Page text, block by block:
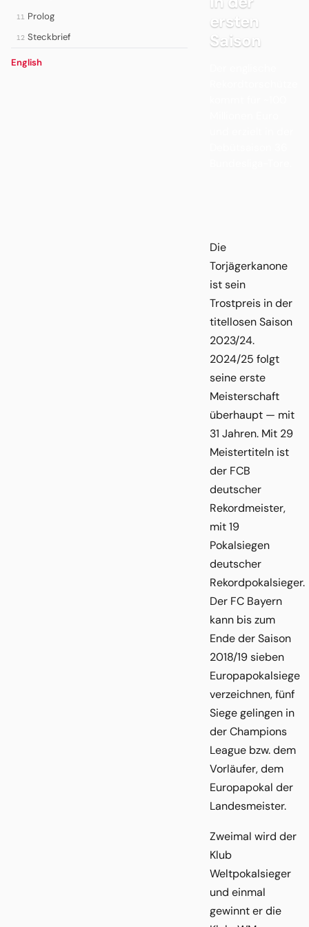
11 Prolog
12 Steckbrief
English
ersten
Saison
Die
Torjägerkanone
ist sein
Trostpreis in der
titellosen Saison
2023/24.
2024/25 folgt
seine erste
Meisterschaft
überhaupt — mit
31 Jahren. Mit 29
Meistertiteln ist
der FCB
deutscher
Rekordmeister,
mit 19
Pokalsiegen
deutscher
Rekordpokalsieger.
Der FC Bayern
kann bis zum
Ende der Saison
2018/19 sieben
Europapokalsiege
verzeichnen, fünf
Siege gelingen in
der Champions
League bzw. dem
Vorläufer, dem
Europapokal der
Landesmeister.
Zweimal wird der
Klub
Weltpokalsieger
und einmal
gewinnt er die